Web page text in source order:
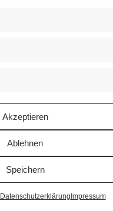
Akzeptieren
Ablehnen
Speichern
Datenschutzerklärung Impressum